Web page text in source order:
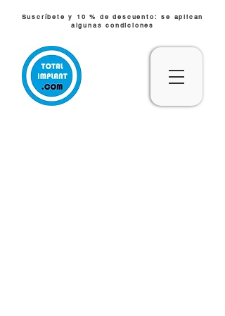
Suscríbete y 10 % de descuento: se aplican
algunas condiciones